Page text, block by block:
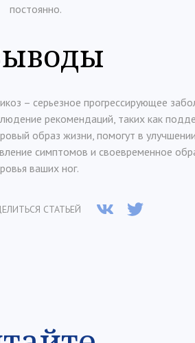
постоянно.
– серьезное прогрессирующее
рекомендаций, таких как
образ жизни, помогут в
симптомов и своевременное
ваших ног.
СТАТЬЕЙ